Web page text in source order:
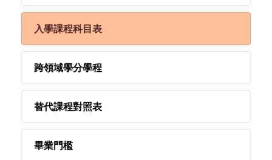
入學課程科目表
跨領域學分學程
替代課程對照表
畢業門檻